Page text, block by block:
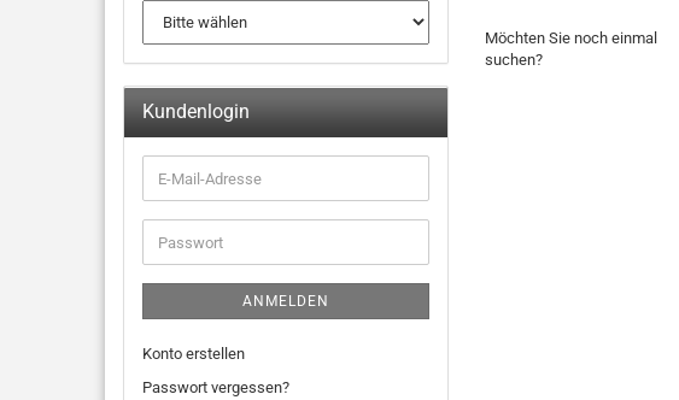
Möchten Sie noch einmal
suchen?
Kundenlogin
ANMELDEN
Konto erstellen
Passwort vergessen?